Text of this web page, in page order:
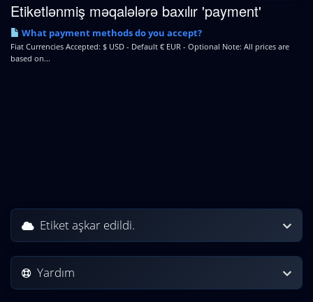
Etiketlənmiş məqalələrə baxılır 'payment'
What payment methods do you accept?
Fiat Currencies Accepted: $ USD - Default € EUR - Optional Note: All prices are
based on...
Etiket aşkar edildi.
Yardım